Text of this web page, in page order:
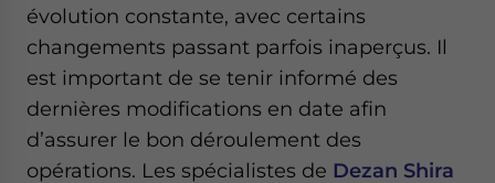
évolution constante, avec certains
changements passant parfois inaperçus. Il
est important de se tenir informé des
dernières modifications en date afin
d’assurer le bon déroulement des
opérations. Les spécialistes de Dezan Shira